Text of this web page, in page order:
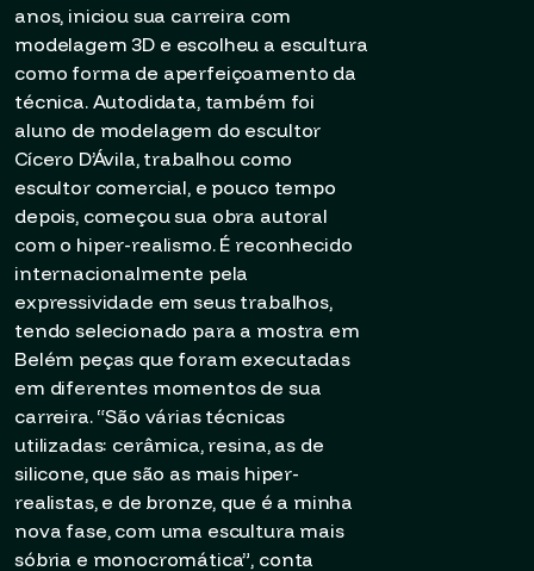
anos, iniciou sua carreira com
modelagem 3D e escolheu a escultura
como forma de aperfeiçoamento da
técnica. Autodidata, também foi
aluno de modelagem do escultor
Cícero D’Ávila, trabalhou como
escultor comercial, e pouco tempo
depois, começou sua obra autoral
com o hiper-realismo. É reconhecido
internacionalmente pela
expressividade em seus trabalhos,
tendo selecionado para a mostra em
Belém peças que foram executadas
em diferentes momentos de sua
carreira. “São várias técnicas
utilizadas: cerâmica, resina, as de
silicone, que são as mais hiper-
realistas, e de bronze, que é a minha
nova fase, com uma escultura mais
sóbria e monocromática”, conta